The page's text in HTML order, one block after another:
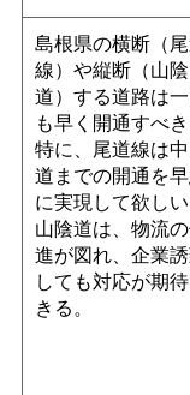
島根県の横断（
線）や縦断（山陰
道）する道路は
も早く開通すべき
特に、尾道線は
道までの開通を
に実現して欲しい
山陰道は、物流
進が図れ、企業
しても対応が期
きる。